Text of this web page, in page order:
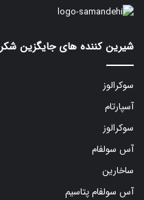
شیرین کننده های جایگزین شکر
سوکرالوز
آسپارتام
سوکرالوز
آس سولفام
ساخارین
آس سولفام پتاسیم